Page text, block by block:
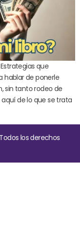
que
hablar de ponerle
sin tanto rodeo de
de lo que se trata
los derechos